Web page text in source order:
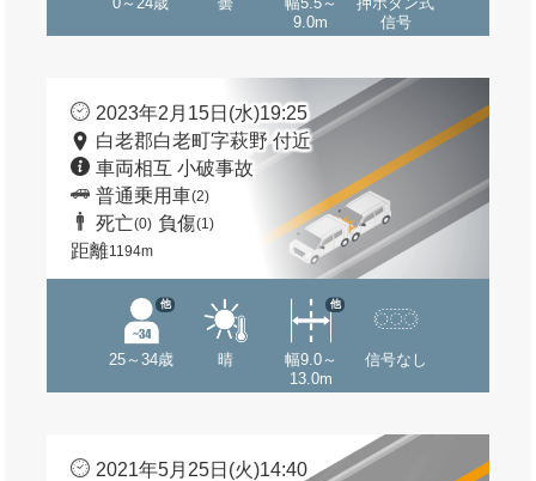
9.0m
信号
2023年2月15日(水)19:25
白老郡白老町字萩野 付近
車両相互 小破事故
普通乗用車(2)
死亡(0) 負傷(1)
距離1194m
25～34歳
他
晴
幅9.0～
13.0m
他
信号なし
2021年5月25日(火)14:40